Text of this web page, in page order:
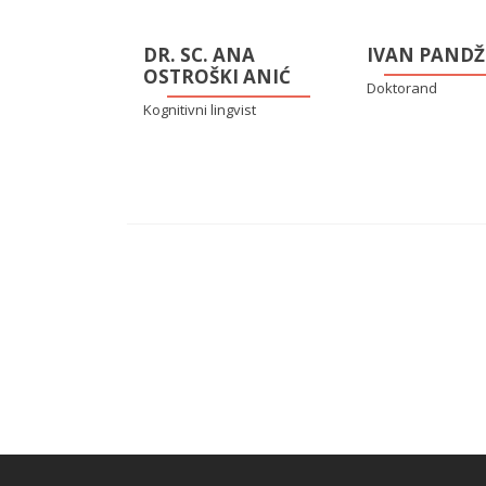
DR. SC. ANA
OSTROŠKI ANIĆ
Kognitivni lingvist
IVAN
Doktorand